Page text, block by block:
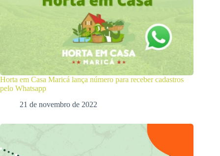
Horta em Casa Maricá lança número para receber cadastros
pelo Whatsapp
21 de novembro de 2022